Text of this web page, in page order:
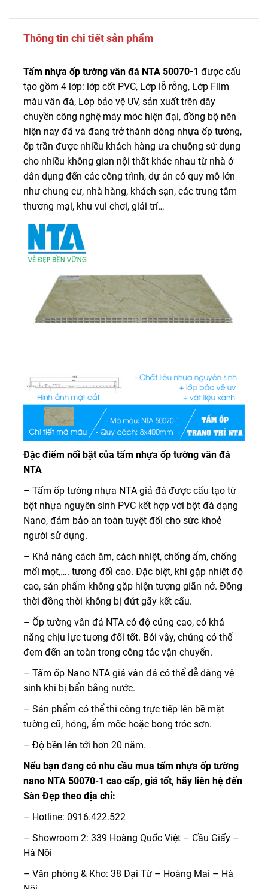
Thông tin chi tiết sản phẩm
Tấm nhựa ốp tường vân đá NTA 50070-1 được cấu
tạo gồm 4 lớp: lớp cốt PVC, Lớp lỗ rỗng, Lớp Film
màu vân đá, Lớp bảo vệ UV, sản xuất trên dây
chuyền công nghệ máy móc hiện đại, đồng bộ nên
hiện nay đã và đang trở thành dòng nhựa ốp tường,
ốp trần được nhiều khách hàng ưa chuộng sử dụng
cho nhiều không gian nội thất khác nhau từ nhà ở
dân dụng đến các công trình, dự án có quy mô lớn
như chung cư, nhà hàng, khách sạn, các trung tâm
thương mại, khu vui chơi, giải trí…
Đặc điểm nổi bật của tấm nhựa ốp tường vân đá
NTA
– Tấm ốp tường nhựa NTA giả đá được cấu tạo từ
bột nhựa nguyên sinh PVC kết hợp với bột đá dạng
Nano, đảm bảo an toàn tuyệt đối cho sức khoẻ
người sử dụng.
– Khả năng cách âm, cách nhiệt, chống ẩm, chống
mối mọt,…. tương đối cao. Đặc biệt, khi gặp nhiệt độ
cao, sản phẩm không gặp hiện tượng giãn nở. Đồng
thời đồng thời không bị đứt gãy kết cấu.
– Ốp tường vân đá NTA có độ cứng cao, có khả
năng chịu lực tương đối tốt. Bởi vậy, chúng có thể
đem đến an toàn trong công tác vận chuyển.
– Tấm ốp Nano NTA giả vân đá có thể dễ dàng vệ
sinh khi bị bẩn bằng nước.
– Sản phẩm có thể thi công trực tiếp lên bề mặt
tường cũ, hỏng, ẩm mốc hoặc bong tróc sơn.
– Độ bền lên tới hơn 20 năm.
Nếu bạn đang có nhu cầu mua tấm nhựa ốp tường
nano NTA 50070-1 cao cấp, giá tốt, hãy liên hệ đến
Sàn Đẹp theo địa chỉ:
– Hotline: 0916.422.522
– Showroom 2: 339 Hoàng Quốc Việt – Cầu Giấy –
Hà Nội
– Văn phòng & Kho: 38 Đại Từ – Hoàng Mai – Hà